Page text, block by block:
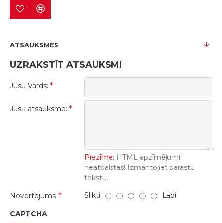
ATSAUKSMES
UZRAKSTĪT ATSAUKSMI
Jūsu Vārds:
Jūsu atsauksme:
Piezīme: HTML apzīmējumi
neatbalstās! Izmantojiet parastu
tekstu.
Novērtējums:
Slikti Labi
CAPTCHA